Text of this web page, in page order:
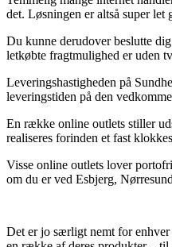
det. Løsningen er altså super
Du kunne derudover beslutte
letkøbte fragtmulighed er uden
Leveringshastigheden på
leveringstiden på den
En række online outlets stiller
realiseres forinden et fast
Visse online outlets lover
om du er ved Esbjerg,
Det er jo særligt nemt for